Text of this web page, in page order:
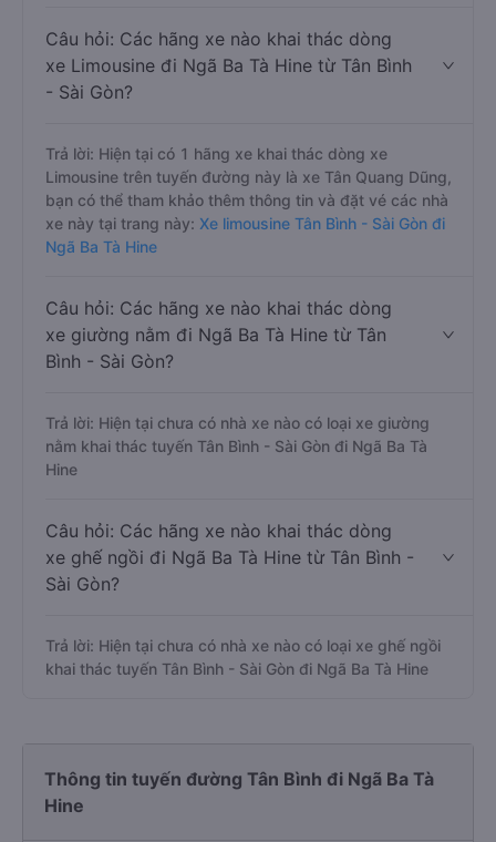
Câu hỏi: Các hãng xe nào khai thác dòng
xe Limousine đi Ngã Ba Tà Hine từ Tân Bình
- Sài Gòn?
Trả lời: Hiện tại có 1 hãng xe khai thác dòng xe
Limousine trên tuyến đường này là xe Tân Quang Dũng,
bạn có thể tham khảo thêm thông tin và đặt vé các nhà
xe này tại trang này: Xe limousine Tân Bình - Sài Gòn đi
Ngã Ba Tà Hine
Câu hỏi: Các hãng xe nào khai thác dòng
xe giường nằm đi Ngã Ba Tà Hine từ Tân
Bình - Sài Gòn?
Trả lời: Hiện tại chưa có nhà xe nào có loại xe giường
nằm khai thác tuyến Tân Bình - Sài Gòn đi Ngã Ba Tà
Hine
Câu hỏi: Các hãng xe nào khai thác dòng
xe ghế ngồi đi Ngã Ba Tà Hine từ Tân Bình -
Sài Gòn?
Trả lời: Hiện tại chưa có nhà xe nào có loại xe ghế ngồi
khai thác tuyến Tân Bình - Sài Gòn đi Ngã Ba Tà Hine
Thông tin tuyến đường Tân Bình đi Ngã Ba Tà
Hine